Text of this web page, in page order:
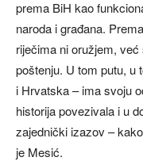
prema BiH kao
naroda i građana.
riječima ni oružjem,
poštenju. U tom putu, u
i Hrvatska – ima svoju
historija povezivala i u
zajednički izazov –
je Mesić.